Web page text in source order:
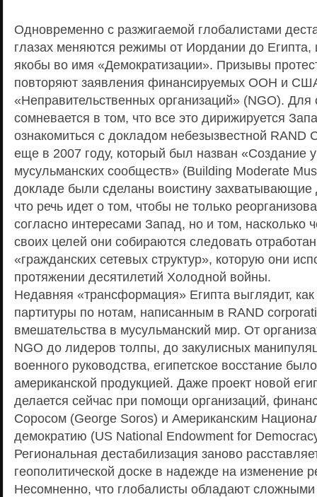
Одновременно с разжигаемой глобалистами
глазах меняются режимы от Иордании до Египта,
якобы во имя «Демократизации». Призывы
повторяют заявления финансируемых ООН и
«Неправительственных организаций» (NGO). Для
сомневается в том, что все это дирижируется
ознакомиться с докладом небезызвестной RAND
еще в 2007 году, который был назван «Создание
мусульманских сообществ» (Building Moderate
докладе были сделаны воистину захватывающие
что речь идет о том, чтобы не только
согласно интересами Запад, но и том, насколько
своих целей они собираются следовать
«гражданских сетевых структур», которую они
протяжении десятилетий Холодной войны.
Недавняя «трансформация» Египта выглядит,
партитуры по нотам, написанным в RAND
вмешательства в мусульманский мир. От
NGO до лидеров толпы, до закулисных
военного руководства, египетское восстание
американской продукцией. Даже проект новой
делается сейчас при помощи организаций,
Соросом (George Soros) и Американским
демократию (US National Endowment for
Региональная дестабилизация заново
геополитической доске в надежде на изменение
Несомненно, что глобалисты обладают